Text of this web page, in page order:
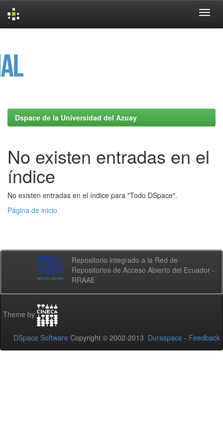
Dspace de la Universidad del Azuay
No existen entradas en el
índice
No existen entradas en el índice para "Todo DSpace".
Página de inicio
Repositorio integrado a la Red de
Repositorios de Acceso Abierto del Ecuador -
RRAAE
Theme by
DSpace Software Copyright © 2002-2013 Duraspace - Feedback